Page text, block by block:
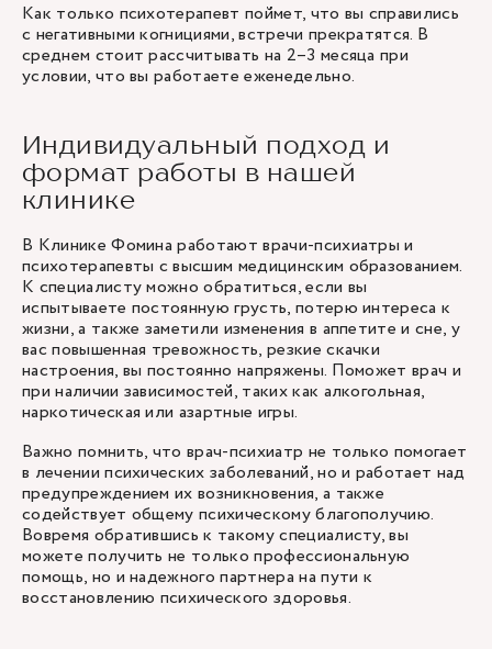
Как только психотерапевт поймет, что вы справились
с негативными когнициями, встречи прекратятся. В
среднем стоит рассчитывать на 2–3 месяца при
условии, что вы работаете еженедельно.
Индивидуальный подход и
формат работы в нашей
клинике
В Клинике Фомина работают врачи-психиатры и
психотерапевты с высшим медицинским образованием.
К специалисту можно обратиться, если вы
испытываете постоянную грусть, потерю интереса к
жизни, а также заметили изменения в аппетите и сне, у
вас повышенная тревожность, резкие скачки
настроения, вы постоянно напряжены. Поможет врач и
при наличии зависимостей, таких как алкогольная,
наркотическая или азартные игры.
Важно помнить, что врач-психиатр не только помогает
в лечении психических заболеваний, но и работает над
предупреждением их возникновения, а также
содействует общему психическому благополучию.
Вовремя обратившись к такому специалисту, вы
можете получить не только профессиональную
помощь, но и надежного партнера на пути к
восстановлению психического здоровья.